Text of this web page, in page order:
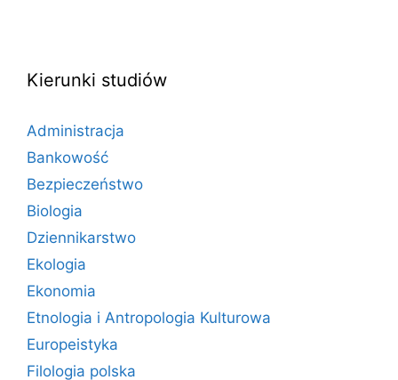
Kierunki studiów
Administracja
Bankowość
Bezpieczeństwo
Biologia
Dziennikarstwo
Ekologia
Ekonomia
Etnologia i Antropologia Kulturowa
Europeistyka
Filologia polska